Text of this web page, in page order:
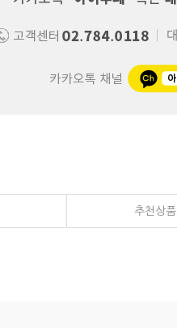
추천상품